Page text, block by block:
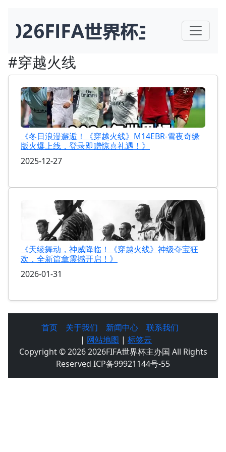
#穿越火线
《冬日浪漫邂逅！《穿越火线》M14EBR-雪夜奇缘
版火爆上线，登录即赠惊喜礼遇！》
2025-12-27
《天绫舞动，神威降临！《穿越火线》神级夺宝狂
欢，全新篇章震撼开启！》
2026-01-31
首页 关于我们 新闻中心
联系我们
| 网站地图 | 标签云
Copyright © 2026 2026FIFA世界杯主办国 All Rights
Reserved ICP备99921144号-55